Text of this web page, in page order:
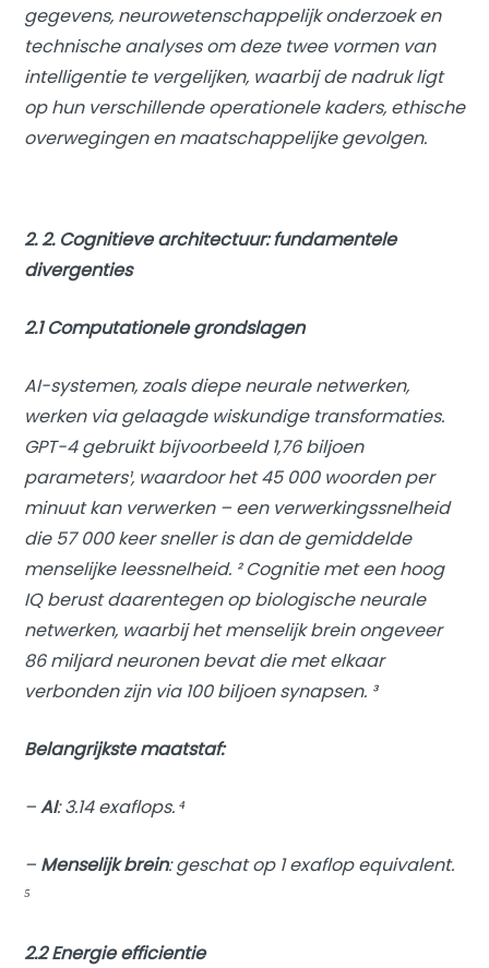
gegevens, neurowetenschappelijk onderzoek en
technische analyses om deze twee vormen van
intelligentie te vergelijken, waarbij de nadruk ligt
op hun verschillende operationele kaders, ethische
overwegingen en maatschappelijke gevolgen.
2. 2. Cognitieve architectuur: fundamentele
divergenties
2.1 Computationele grondslagen
AI-systemen, zoals diepe neurale netwerken,
werken via gelaagde wiskundige transformaties.
GPT-4 gebruikt bijvoorbeeld 1,76 biljoen
parameters¹, waardoor het 45 000 woorden per
minuut kan verwerken – een verwerkingssnelheid
die 57 000 keer sneller is dan de gemiddelde
menselijke leessnelheid. ² Cognitie met een hoog
IQ berust daarentegen op biologische neurale
netwerken, waarbij het menselijk brein ongeveer
86 miljard neuronen bevat die met elkaar
verbonden zijn via 100 biljoen synapsen. ³
Belangrijkste maatstaf:
–AI: 3.14 exaflops. ⁴
– Menselijk brein: geschat op 1 exaflop equivalent.
⁵
2.2 Energie efficientie